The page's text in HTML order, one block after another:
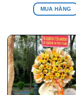
MUA HÀNG